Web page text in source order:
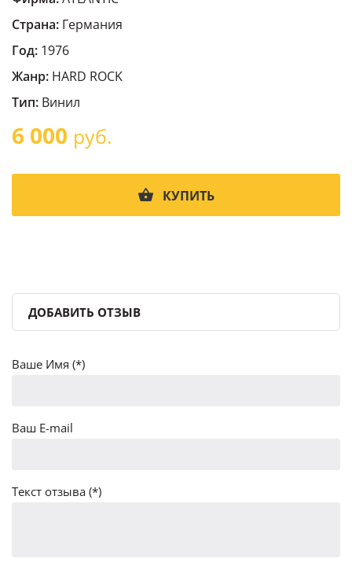
Страна: Германия
Год: 1976
Жанр: HARD ROCK
Тип: Винил
6 000 руб.
КУПИТЬ
ДОБАВИТЬ ОТЗЫВ
Ваше Имя (*)
Ваш E-mail
Текст отзыва (*)